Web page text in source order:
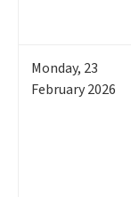
Monday, 23
February 2026